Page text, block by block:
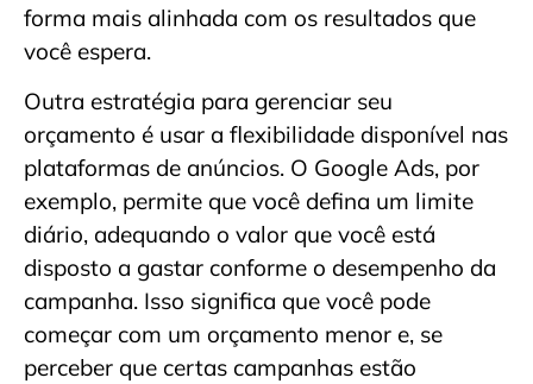
forma mais alinhada com os resultados que
você espera.
Outra estratégia para gerenciar seu
orçamento é usar a flexibilidade disponível nas
plataformas de anúncios. O Google Ads, por
exemplo, permite que você defina um limite
diário, adequando o valor que você está
disposto a gastar conforme o desempenho da
campanha. Isso significa que você pode
começar com um orçamento menor e, se
perceber que certas campanhas estão